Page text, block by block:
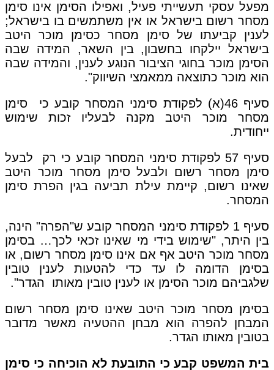
מפעל עסקי תעשייתי פעיל, ואפילו הסימן אינו סימן
מסחר רשום בישראל או אין משתמשים בו בישראל;
לענין קביעתו של סימן מסחר כסימן מוכר היטב
בישראל יילקחו בחשבון, בין השאר, המידה שבה
הסימן מוכר בחוגי הציבור הנוגע לענין, והמידה שבה
הוא מוכר כתוצאה ממאמצי השיווק".
סעיף 46(א) לפקודת סימני המסחר קובע כי סימן
מסחר מוכר היטב מקנה לבעליו זכות שימוש
ייחודית.
סעיף 57 לפקודת סימני המסחר קובע כי רק לבעל
סימן מסחר רשום ולבעל סימן מסחר מוכר היטב
שאינו רשום, קיימת עילת תביעה בגין הפרת סימן
המסחר.
סעיף 1 לפקודת סימני המסחר קובע ש"הפרה" הינה,
בין היתר, "שימוש בידי מי שאינו זכאי לכך… בסימן
מסחר מוכר היטב אף אם אינו סימן מסחר רשום, או
בסימן הדומה לו עד כדי להטעות לענין טובין
שלגביהם מוכר הסימן או לענין טובין מאותו הגדר".
בסימן מסחר מוכר היטב שאינו סימן מסחר רשום
המבחן להפרה הוא מבחן ההטעיה מאשר מדובר
בטובין מאותו הגדר.
בית המשפט קבע כי התובעת לא הוכיחה כי סימן